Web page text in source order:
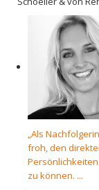
„Als
froh, den
zu können. ...